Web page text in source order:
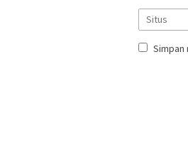
Simpan